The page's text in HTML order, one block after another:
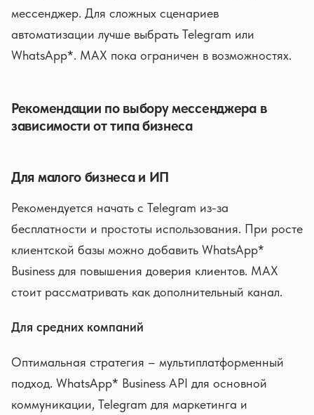
мессенджер. Для сложных сценариев
автоматизации лучше выбрать Telegram или
WhatsApp*. MAX пока ограничен в возможностях.
Рекомендации по выбору мессенджера в
зависимости от типа бизнеса
Для малого бизнеса и ИП
Рекомендуется начать с Telegram из-за
бесплатности и простоты использования. При росте
клиентской базы можно добавить WhatsApp*
Business для повышения доверия клиентов. MAX
стоит рассматривать как дополнительный канал.
Для средних компаний
Оптимальная стратегия – мультиплатформенный
подход. WhatsApp* Business API для основной
коммуникации, Telegram для маркетинга и